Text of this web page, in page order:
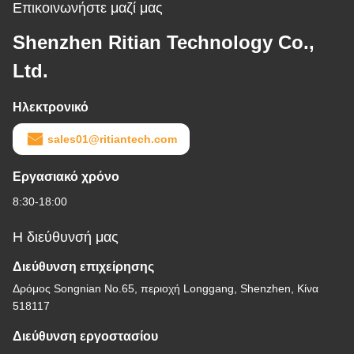
Επικοινωνήστε μαζί μας
Shenzhen Ritian Technology Co.,
Ltd.
Ηλεκτρονικό
sales01@ritiantech.com
Εργασιακό χρόνο
8:30-18:00
Η διεύθυνσή μας
Διεύθυνση επιχείρησης
Δρόμος Songnian No.65, περιοχή Longgang, Shenzhen, Κίνα
518117
Διεύθυνση εργοστασίου